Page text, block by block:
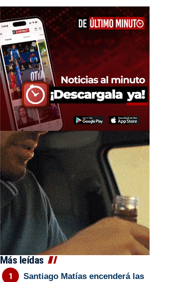
Más leídas
Santiago Matías encenderá las